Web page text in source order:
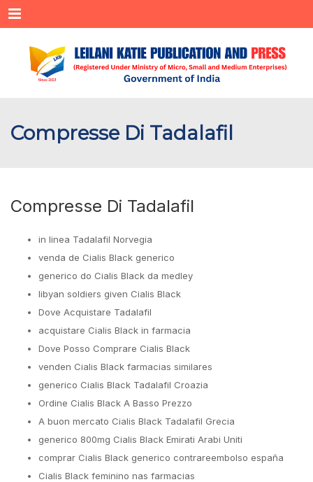
Menu
Compresse Di Tadalafil
Compresse Di Tadalafil
in linea Tadalafil Norvegia
venda de Cialis Black generico
generico do Cialis Black da medley
libyan soldiers given Cialis Black
Dove Acquistare Tadalafil
acquistare Cialis Black in farmacia
Dove Posso Comprare Cialis Black
venden Cialis Black farmacias similares
generico Cialis Black Tadalafil Croazia
Ordine Cialis Black A Basso Prezzo
A buon mercato Cialis Black Tadalafil Grecia
generico 800mg Cialis Black Emirati Arabi Uniti
comprar Cialis Black generico contrareembolso españa
Cialis Black feminino nas farmacias